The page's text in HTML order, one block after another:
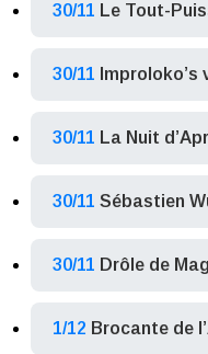
30/11 Le Tout-
30/11 Improloko’s
30/11 La Nuit
30/11 Sébastien
30/11 Drôle de
1/12 Brocante de